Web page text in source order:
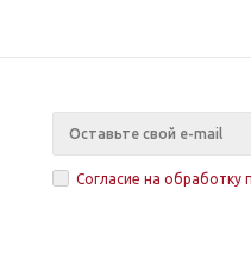
Согласие на обработку